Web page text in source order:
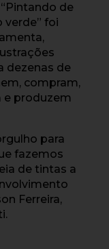
de
verde” foi
dezenas de
compram,
e produzem
para
fazemos
de tintas a
Ferreira,